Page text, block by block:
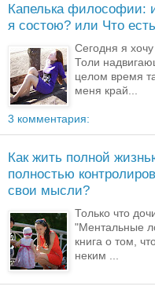
Капелька философии:
я состою? или Что
Сегодня я
Толи
целом время
меня край...
3 комментария:
Как жить полной
полностью
свои мысли?
Только что
"Ментальные
книга о том,
неким ...